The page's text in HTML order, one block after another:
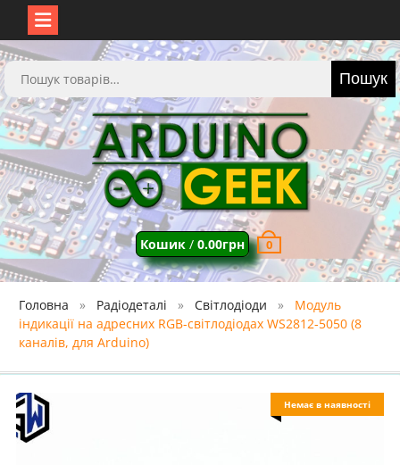
Перейти
до
вмісту
Шукати: Пошук
Кошик/ 0.00грн 0
Головна Радіодеталі Світлодіоди
Модуль
індикації на адресних RGB-світлодіодах WS2812-5050 (8
каналів, для Arduino)
Немає в наявності